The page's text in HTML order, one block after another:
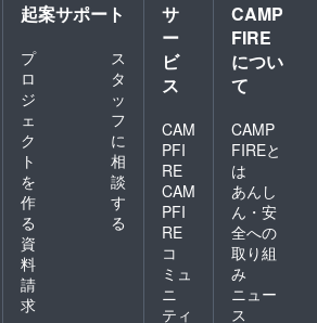
起案サポート
プ
ロ
ジ
ェ
ク
ト
を
作
る
ス
タ
ッ
フ
に
相
談
す
る
資
料
請
求
サ
ー
ビ
ス
CAM
PFI
RE
CAM
PFI
RE
コ
ミュ
ニ
ティ
CAMP
FIRE
につい
て
CAMP
FIREと
は
あんし
ん・安
全への
取り組
み
ニュー
ス